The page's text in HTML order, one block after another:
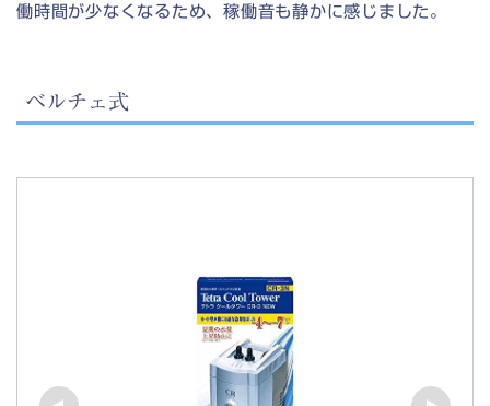
働時間が少なくなるため、稼働音も静かに感じました。
ベルチェ式